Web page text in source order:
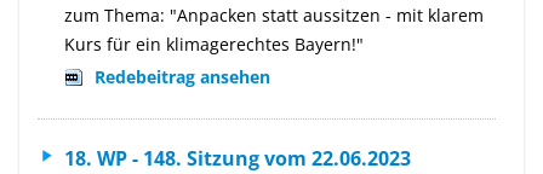
zum Thema: "Anpacken statt aussitzen - mit klarem
Kurs für ein klimagerechtes Bayern!"
Redebeitrag ansehen
18. WP - 148. Sitzung vom 22.06.2023